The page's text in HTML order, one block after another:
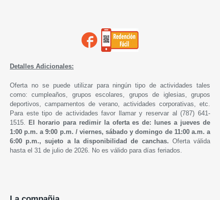
Detalles Adicionales:
Oferta no se puede utilizar para ningún tipo de actividades tales
como: cumpleaños, grupos escolares, grupos de iglesias, grupos
deportivos, campamentos de verano, actividades corporativas, etc.
Para este tipo de actividades favor llamar y reservar al (787) 641-
1515.
El horario para redimir la oferta es de: lunes a jueves de
1:00 p.m. a 9:00 p.m. / viernes, sábado y domingo de 11:00 a.m. a
6:00 p.m.,sujeto a la disponibilidad de canchas. Oferta válida
hasta el 31 de julio de 2026. No es válido para días feriados.